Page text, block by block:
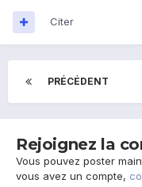
Citer
PRÉCÉDENT
Rejoignez la
Vous pouvez poster
vous avez un compte,